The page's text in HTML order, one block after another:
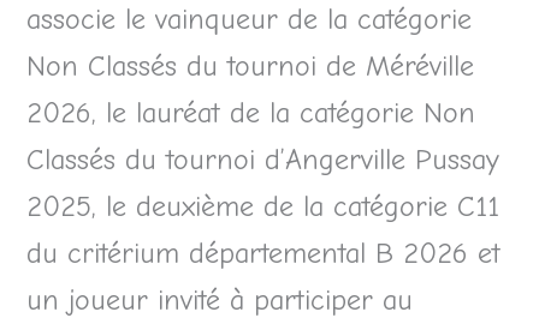
associe le vainqueur de la catégorie
Non Classés du tournoi de Méréville
2026, le lauréat de la catégorie Non
Classés du tournoi d’Angerville Pussay
2025, le deuxième de la catégorie C11
du critérium départemental B 2026 et
un joueur invité à participer au